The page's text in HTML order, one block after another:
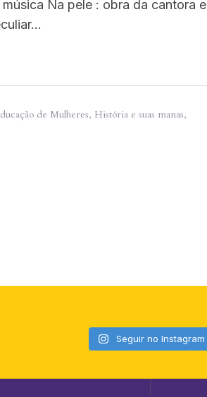
Na pele : obra da cantora e
de Mulheres, História e suas manas,
Seguir no Instagram